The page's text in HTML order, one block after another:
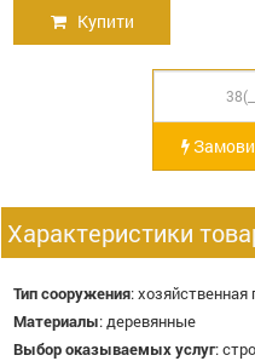
Купити
Характеристики
Тип сооружения:хозяйственная
Материалы: деревянные
Выбор оказываемых услуг: